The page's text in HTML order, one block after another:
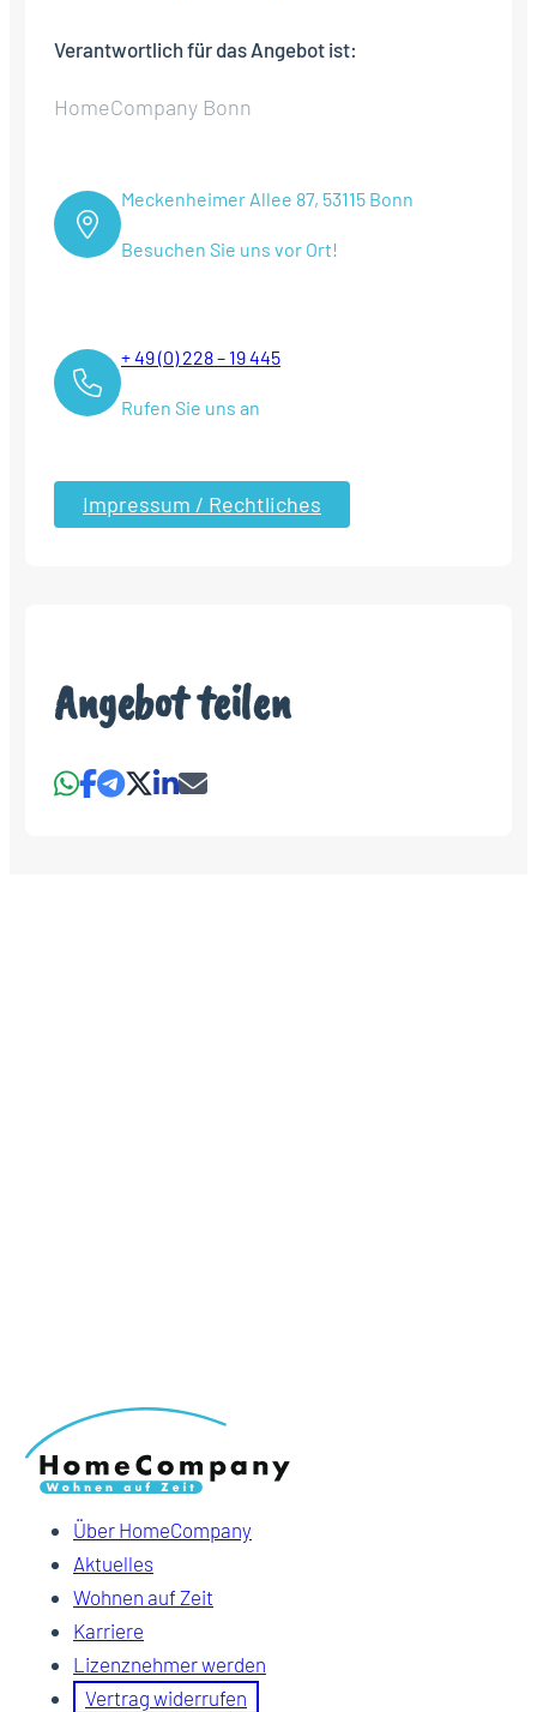
Verantwortlich für das Angebot ist:
HomeCompany Bonn
Meckenheimer Allee 87, 53115 Bonn
Besuchen Sie uns vor Ort!
+ 49 (0) 228 – 19 445
Rufen Sie uns an
Impressum / Rechtliches
Angebot teilen
Über HomeCompany
Aktuelles
Wohnen auf Zeit
Karriere
Lizenznehmer werden
Vertrag widerrufen